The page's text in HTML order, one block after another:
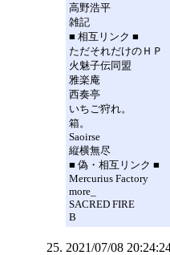
高野浩平
雑記
■ 相互リンク ■
ただそれだけのＨＰ
火魅子伝同盟
雅楽庵
西奏亭
いちご狩れ。
箱。
Saoirse
縦横無尽
■ 偽・相互リンク ■
Mercurius Factory
more_
SACRED FIRE
B
2021/07/08